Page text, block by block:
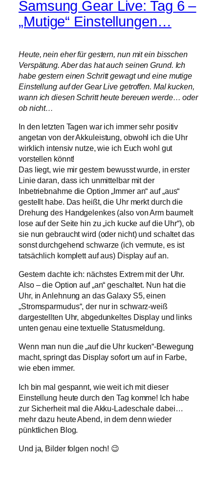
Samsung Gear Live: Tag 6 –
„Mutige“ Einstellungen…
Heute, nein eher für gestern, nun mit ein bisschen
Verspätung. Aber das hat auch seinen Grund. Ich
habe gestern einen Schritt gewagt und eine mutige
Einstellung auf der Gear Live getroffen. Mal kucken,
wann ich diesen Schritt heute bereuen werde… oder
ob nicht…
In den letzten Tagen war ich immer sehr positiv
angetan von der Akkuleistung, obwohl ich die Uhr
wirklich intensiv nutze, wie ich Euch wohl gut
vorstellen könnt!
Das liegt, wie mir gestern bewusst wurde, in erster
Linie daran, dass ich unmittelbar mit der
Inbetriebnahme die Option „Immer an“ auf „aus“
gestellt habe. Das heißt, die Uhr merkt durch die
Drehung des Handgelenkes (also von Arm baumelt
lose auf der Seite hin zu „ich kucke auf die Uhr“), ob
sie nun gebraucht wird (oder nicht) und schaltet das
sonst durchgehend schwarze (ich vermute, es ist
tatsächlich komplett auf aus) Display auf an.
Gestern dachte ich: nächstes Extrem mit der Uhr.
Also – die Option auf „an“ geschaltet. Nun hat die
Uhr, in Anlehnung an das Galaxy S5, einen
„Stromsparmudus“, der nur in schwarz-weiß
dargestellten Uhr, abgedunkeltes Display und links
unten genau eine textuelle Statusmeldung.
Wenn man nun die „auf die Uhr kucken“-Bewegung
macht, springt das Display sofort um auf in Farbe,
wie eben immer.
Ich bin mal gespannt, wie weit ich mit dieser
Einstellung heute durch den Tag komme! Ich habe
zur Sicherheit mal die Akku-Ladeschale dabei…
mehr dazu heute Abend, in dem denn wieder
pünktlichen Blog.
Und ja, Bilder folgen noch! 😉